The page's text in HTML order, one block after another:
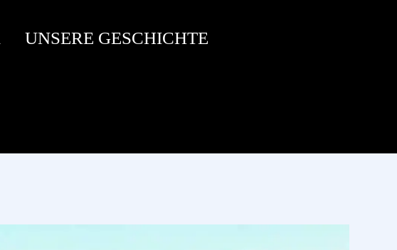
UNSERE GESCHICHTE